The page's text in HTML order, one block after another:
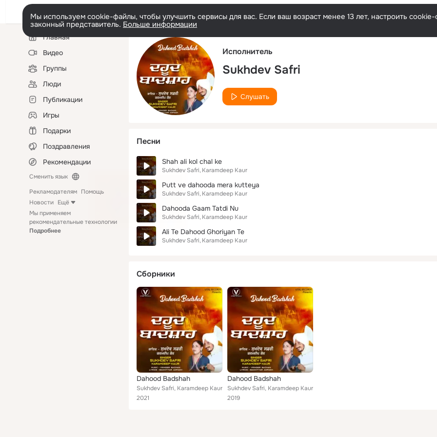
Мы используем cookie-файлы, чтобы улучшить сервисы для вас. Если ваш возраст менее 13 лет, настроить
законный представитель. Больше информации
Левая
колонкаГлавная
Видео
Группы
Люди
Публикации
Игры
Подарки
Поздравления
Рекомендации
Сменить язык
Рекламодателям Помощь
Новости Ещё
Мы применяем
рекомендательные технологии
Подробнее
Исполнитель
Sukhdev Safri
Слушать
Песни
Shah ali kol chal ke
Sukhdev Safri Karamdeep Kaur
Putt ve dahooda mera kutteya
Sukhdev Safri Karamdeep Kaur
Dahooda Gaam Tatdi Nu
Sukhdev Safri Karamdeep Kaur
Ali Te Dahood Ghoriyan Te
Sukhdev Safri Karamdeep Kaur
Сборники
Dahood Badshah
Sukhdev Safri, Karamdeep Kaur
2021
Dahood Badshah
Sukhdev Safri, Karamdeep Kaur
2019